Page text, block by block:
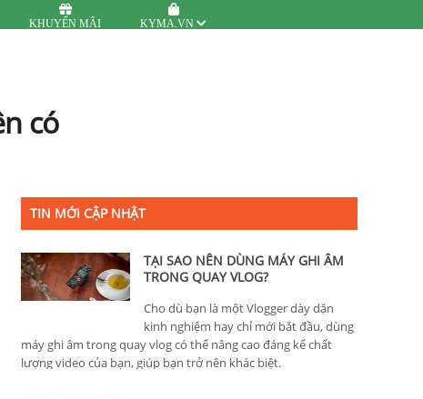
KHUYẾN MÃI KYMA.VN
có
TIN MỚI CẬP NHẬT
TẠI SAO NÊN DÙNG MÁY GHI ÂM
TRONG QUAY VLOG?
Cho dù bạn là một Vlogger dày dặn
kinh nghiệm hay chỉ mới bắt đầu, dùng
máy ghi âm trong quay vlog có thể nâng cao đáng kể chất
lượng video của bạn, giúp bạn trở nên khác biệt.